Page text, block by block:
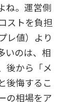
ね。運営側
ストを負担
レ値）より
いのは、相
後から「メ
後悔するこ
の相場をア